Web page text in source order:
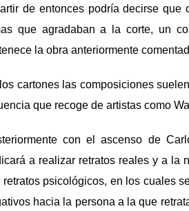
de entonces podría decirse
que agradaban a la corte, un
la obra anteriormente
cartones las composiciones
que recoge de artistas como
con el ascenso de
a realizar retratos reales y a la
retratos psicológicos, en los cuales
hacia la persona a la que